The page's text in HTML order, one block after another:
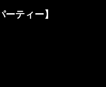
ティー】